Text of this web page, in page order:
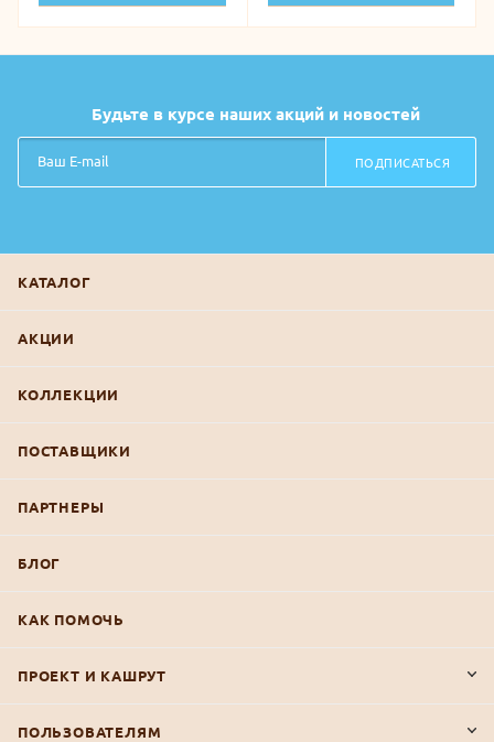
Будьте в курсе наших акций и новостей
ПОДПИСАТЬСЯ
КАТАЛОГ
АКЦИИ
КОЛЛЕКЦИИ
ПОСТАВЩИКИ
ПАРТНЕРЫ
БЛОГ
КАК ПОМОЧЬ
ПРОЕКТ И КАШРУТ
ПОЛЬЗОВАТЕЛЯМ